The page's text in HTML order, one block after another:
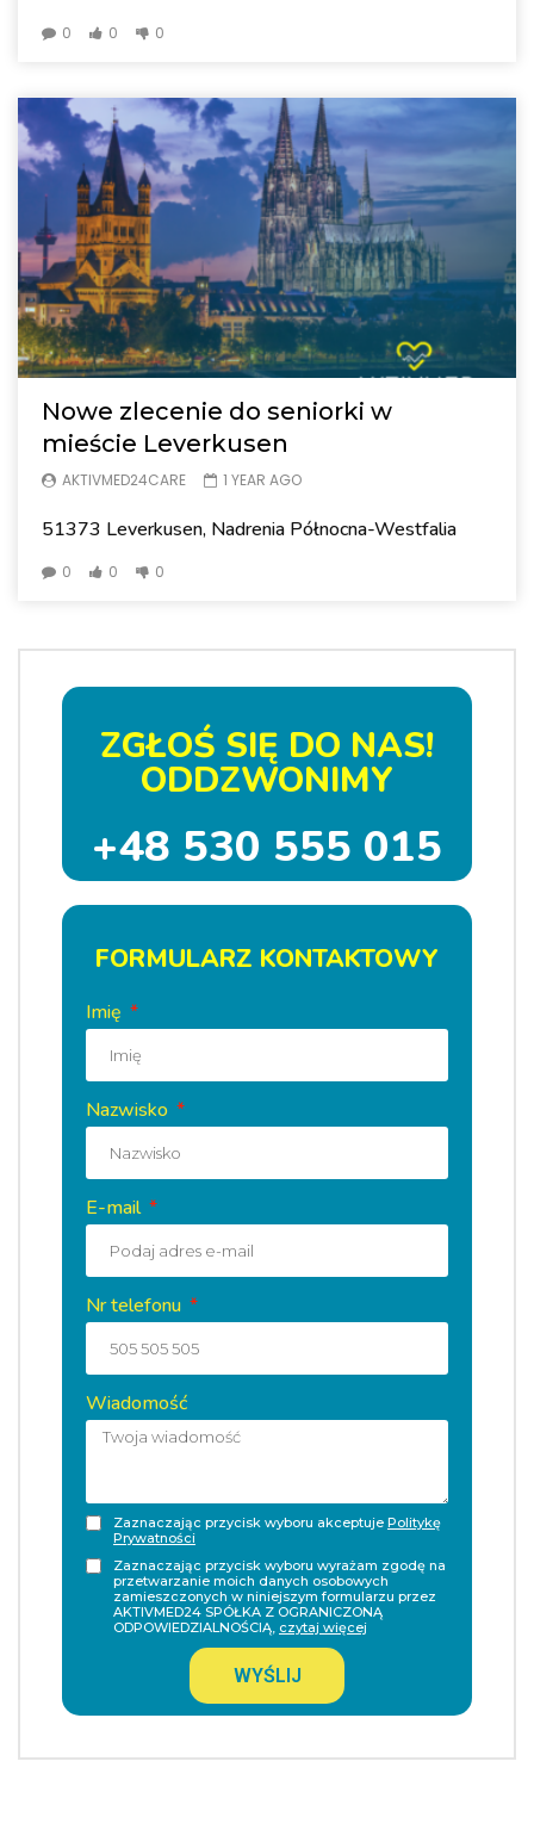
0 0 0
Nowe zlecenie do seniorki w
mieście Leverkusen
AKTIVMED24CARE 1 YEAR AGO
51373 Leverkusen, Nadrenia Północna-Westfalia
0 0 0
ZGŁOŚ SIĘ DO NAS!
ODDZWONIMY
+48 530 555 015
FORMULARZ KONTAKTOWY
Imię
Nazwisko
E-mail
Nr telefonu
Wiadomość
Zaznaczając przycisk wyboru akceptuje Politykę
Prywatności
Zaznaczając przycisk wyboru wyrażam zgodę na
przetwarzanie moich danych osobowych
zamieszczonych w niniejszym formularzu przez
AKTIVMED24 SPÓŁKA Z OGRANICZONĄ
ODPOWIEDZIALNOŚCIĄ, czytaj więcej
WYŚLIJ